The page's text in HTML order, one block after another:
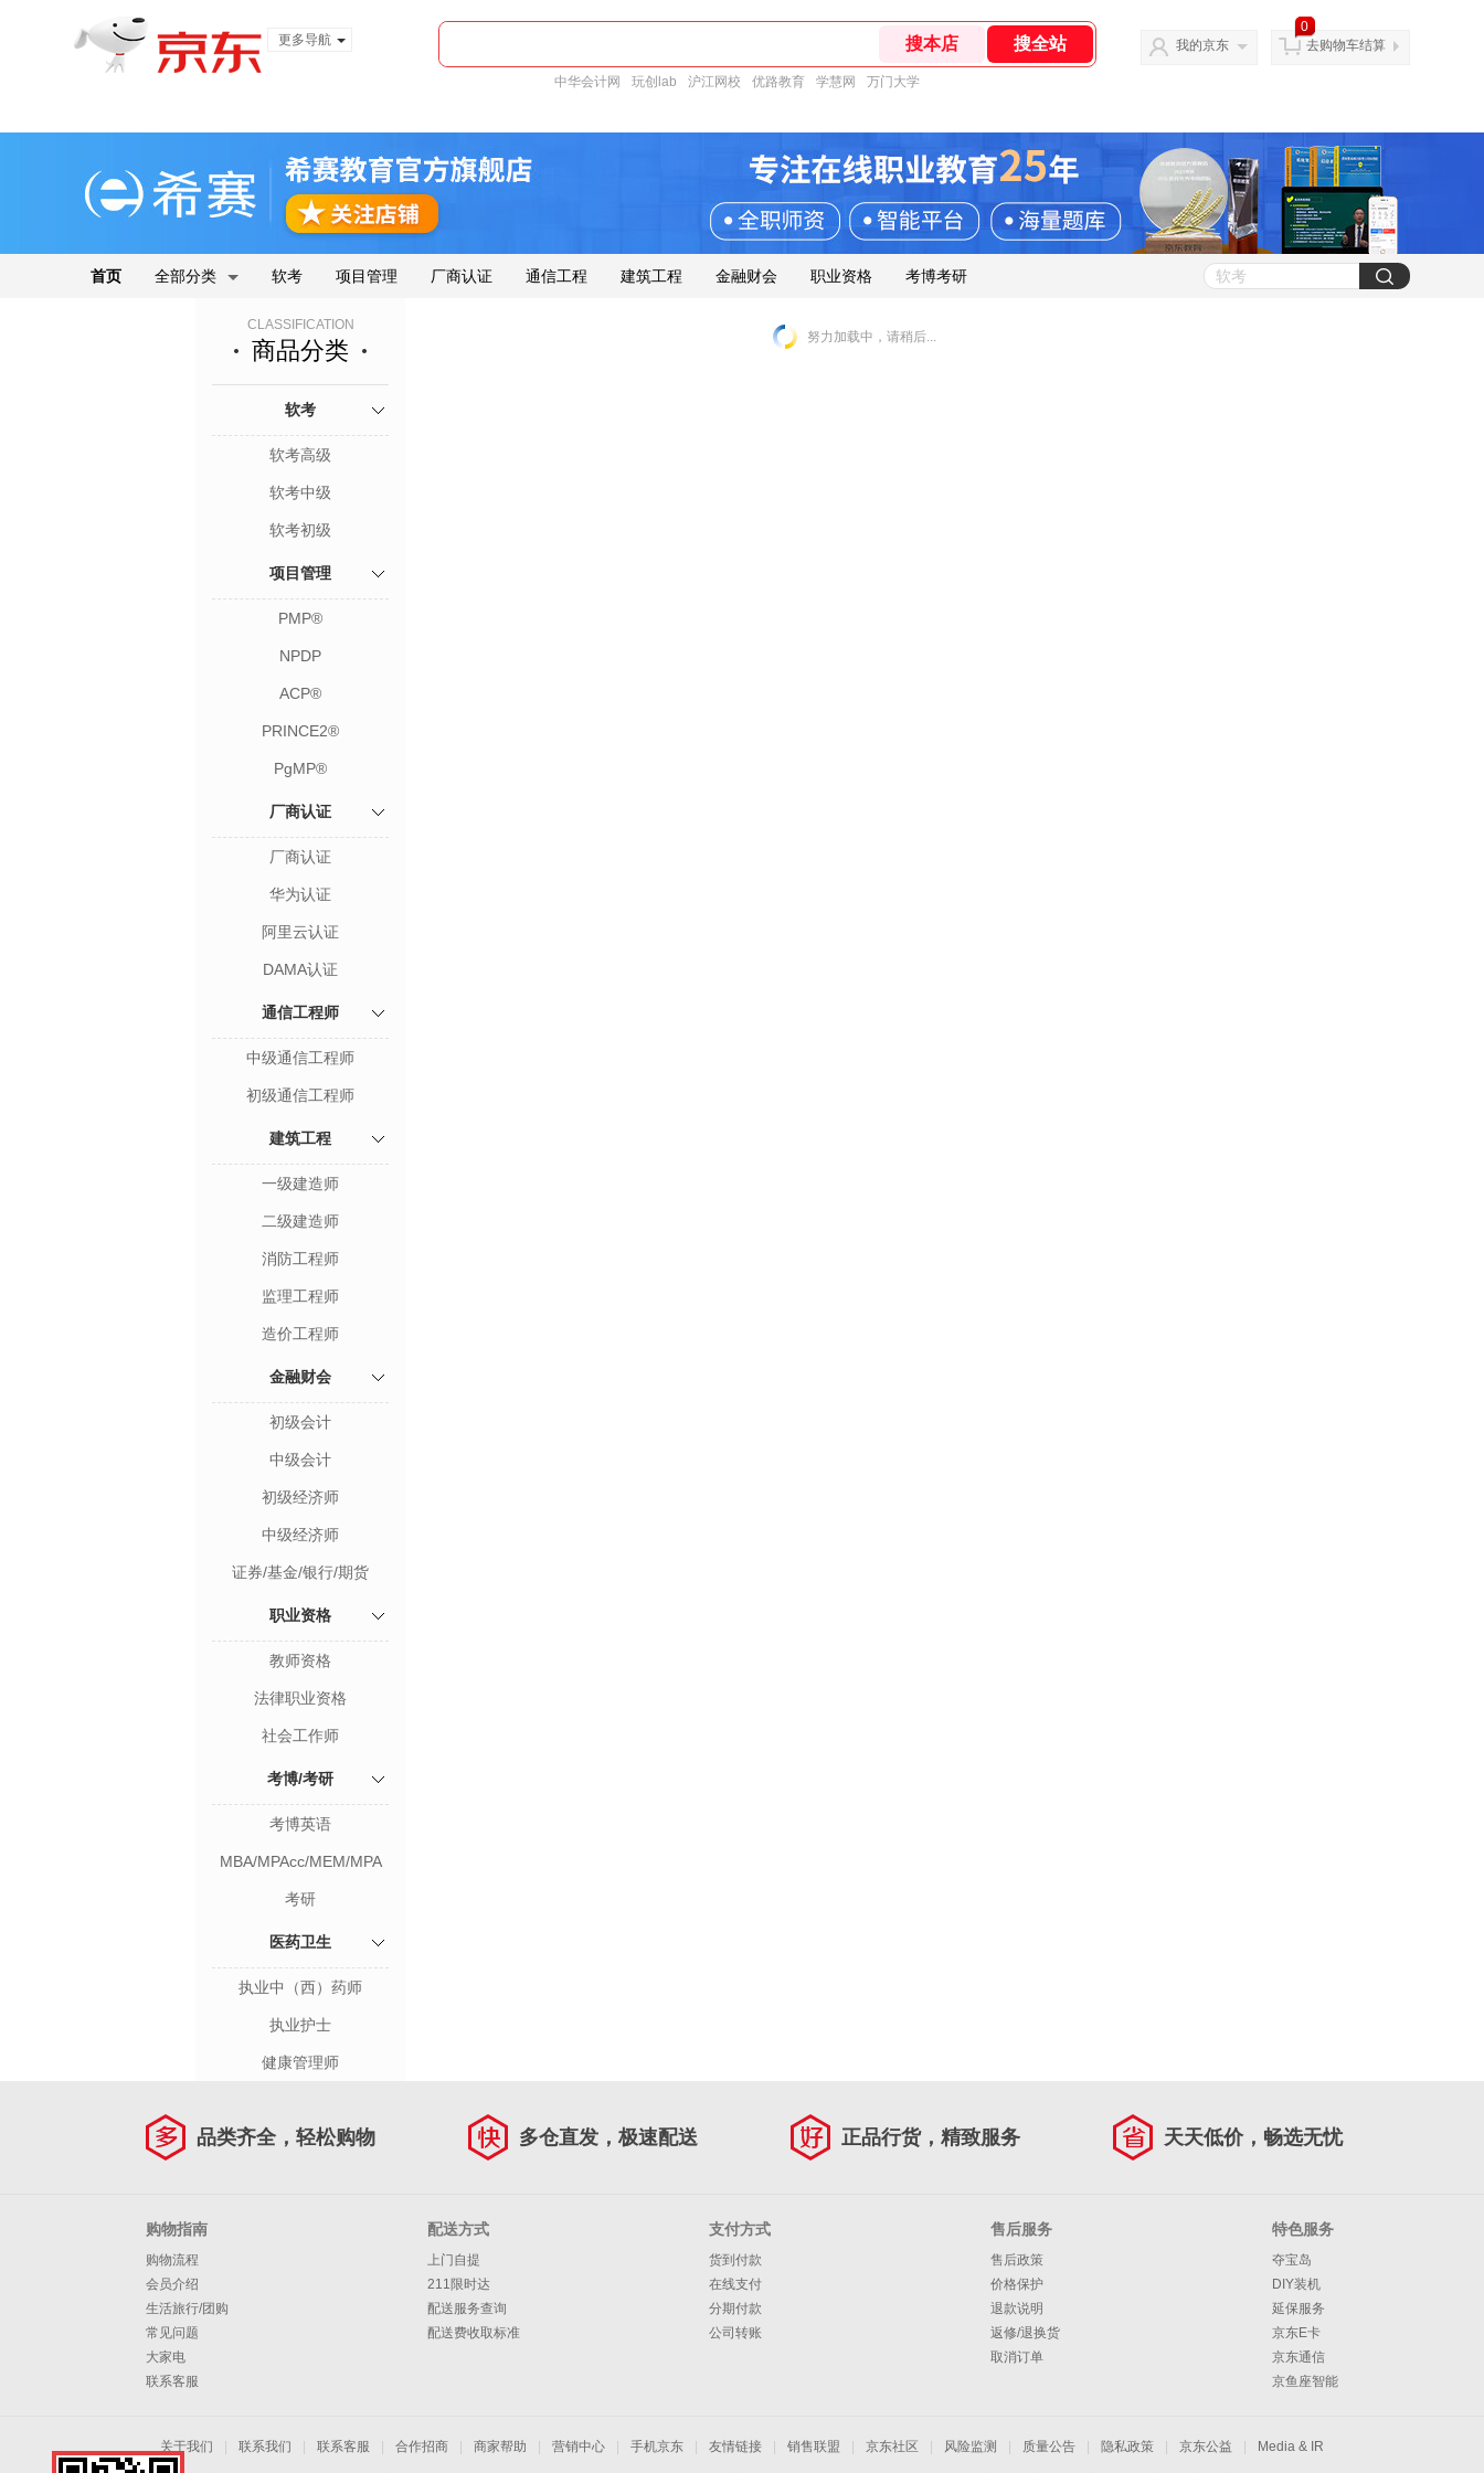
更多导航
中华会计网 玩创lab 沪江网校 优路教育 学慧网 万门大学
我的京东
0
去购物车结算
首页 全部分类 软考 项目管理 厂商认证 通信工程 建筑工程 金融财会 职业资格 考博考研
CLASSIFICATION
商品分类
软考
软考高级
软考中级
软考初级
项目管理
PMP®
NPDP
ACP®
PRINCE2®
PgMP®
厂商认证
厂商认证
华为认证
阿里云认证
DAMA认证
通信工程师
中级通信工程师
初级通信工程师
建筑工程
一级建造师
二级建造师
消防工程师
监理工程师
造价工程师
金融财会
初级会计
中级会计
初级经济师
中级经济师
证券/基金/银行/期货
职业资格
教师资格
法律职业资格
社会工作师
考博/考研
考博英语
MBA/MPAcc/MEM/MPA
考研
医药卫生
执业中（西）药师
执业护士
健康管理师
努力加载中，请稍后...
品类齐全，轻松购物 多仓直发，极速配送 正品行货，精致服务 天天低价，畅选无忧
购物指南
购物流程
会员介绍
生活旅行/团购
常见问题
大家电
联系客服
配送方式
上门自提
211限时达
配送服务查询
配送费收取标准
支付方式
货到付款
在线支付
分期付款
公司转账
售后服务
售后政策
价格保护
退款说明
返修/退换货
取消订单
特色服务
夺宝岛
DIY装机
延保服务
京东E卡
京东通信
京鱼座智能
关于我们 联系我们 联系客服 合作招商 商家帮助 营销中心 手机京东 友情链接 销售联盟 京东社区 风险监测 质量公告 隐私政策 京东公益 Media & IR